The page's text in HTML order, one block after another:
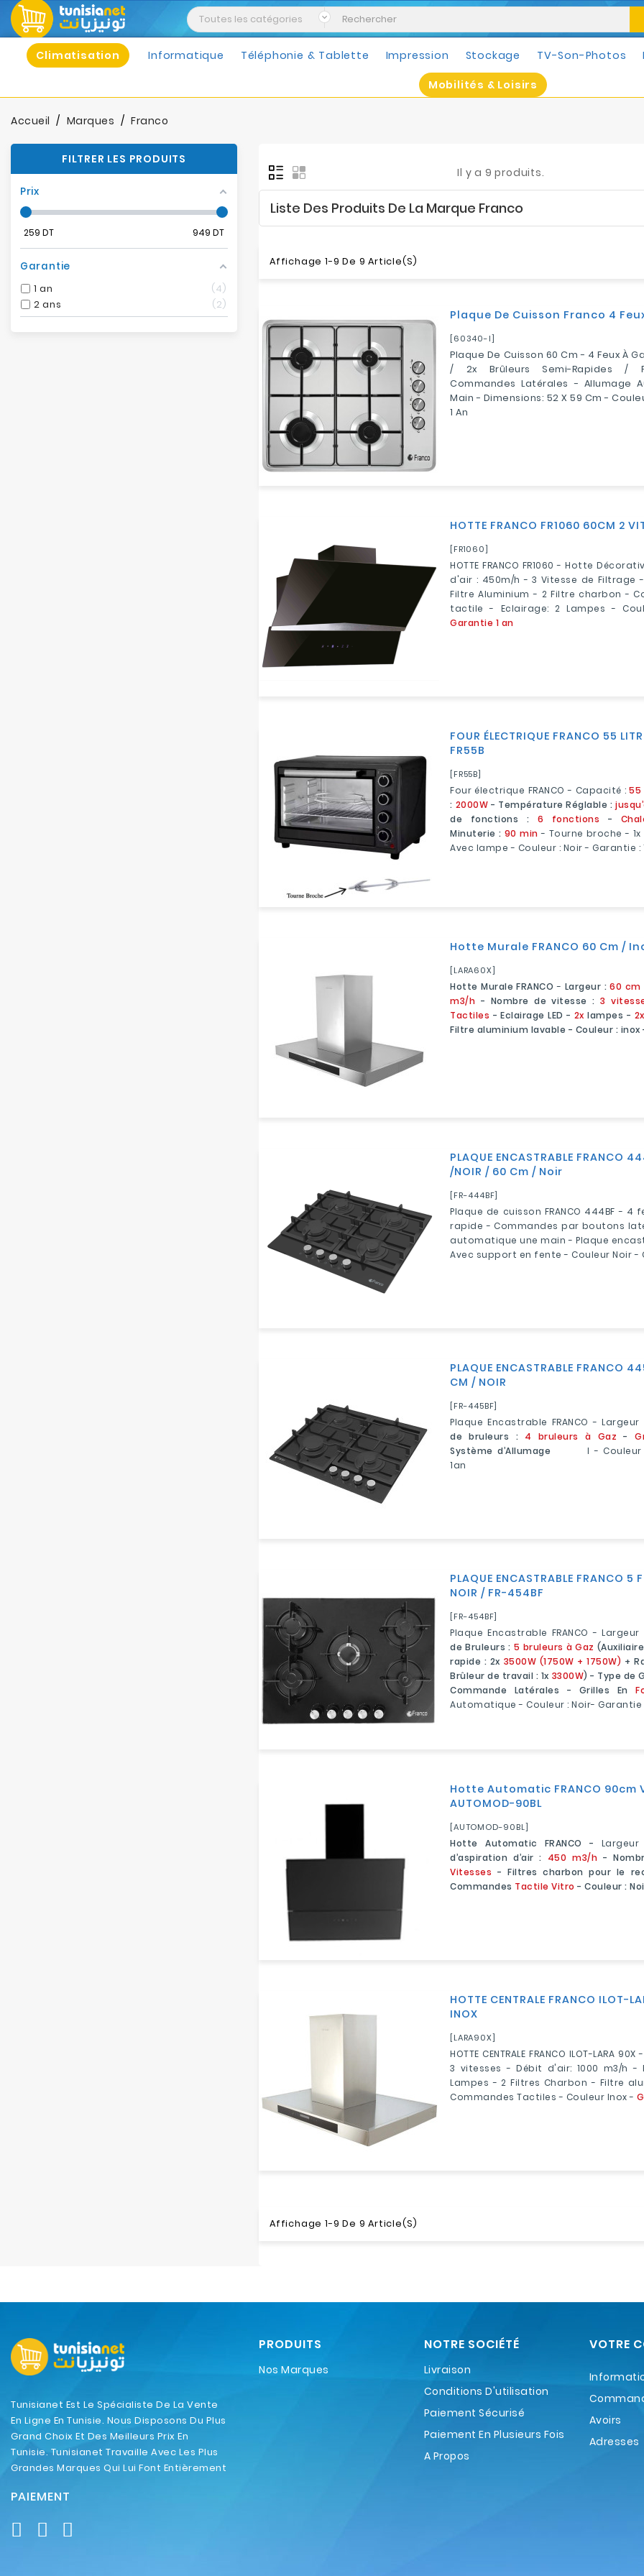
Climatisation Informatique Téléphonie & Tablette Impression Stockage TV-Son-Photos
Mobilités & Loisirs
Accueil Marques Franco
FILTRER LES PRODUITS
Prix
259 DT 949 DT
Garantie
1 an
4
2 ans
2
Il y a 9 produits.
Liste Des Produits De La Marque Franco
Affichage 1-9 De 9 Article(s)
Plaque De Cuisson Franco 4
[60340-I]
Plaque De Cuisson 60 Cm - 4 Feux À
/ 2x Brûleurs Semi-Rapides /
Commandes Latérales - Allumage
Main - Dimensions: 52 X 59 Cm -
1 An
HOTTE FRANCO FR1060 60CM 2
[FR1060]
HOTTE FRANCO FR1060 - Hotte
d'air : 450m/h - 3 Vitesse de Filtrage
Filtre Aluminium - 2 Filtre charbon -
tactile - Eclairage: 2 Lampes -
Garantie 1 an
FOUR ÉLECTRIQUE FRANCO 55
FR55B
[FR55B]
Four électrique FRANCO - Capacité :
: 2000W - Température Réglable :
de fonctions : 6 fonctions -
Minuterie : 90 min - Tourne broche - 1x
Avec lampe - Couleur : Noir - Garantie :
Hotte Murale FRANCO 60 Cm /
[LARA60X]
Hotte Murale FRANCO - Largeur : 60 cm
m3/h - Nombre de vitesse : 3
Tactiles - Eclairage LED - 2x lampes - 2x
Filtre aluminium lavable - Couleur :
PLAQUE ENCASTRABLE FRANCO
/NOIR / 60 Cm / Noir
[FR-444BF]
Plaque de cuisson FRANCO 444BF - 4
rapide - Commandes par boutons
automatique une main - Plaque
Avec support en fente - Couleur Noir -
PLAQUE ENCASTRABLE FRANCO
CM / NOIR
[FR-445BF]
Plaque Encastrable FRANCO -
de bruleurs : 4 bruleurs à Gaz -
Système d’Allumage
l -
1an
PLAQUE ENCASTRABLE FRANCO 5
NOIR / FR-454BF
[FR-454BF]
Plaque Encastrable FRANCO -
de Bruleurs : 5 bruleurs à Gaz
rapide : 2x 3500W (1750W + 1750W) +
Brûleur de travail : 1x 3300W) - Type de
Commande Latérales - Grilles En
Automatique - Couleur : Noir- Garantie
Hotte Automatic FRANCO 90cm
AUTOMOD-90BL
[AUTOMOD-90BL]
Hotte Automatic FRANCO -
d’aspiration d’air : 450 m3/h -
Vitesses - Filtres charbon pour le
Commandes Tactile Vitro - Couleur :
HOTTE CENTRALE FRANCO ILOT-
INOX
[LARA90X]
HOTTE CENTRALE FRANCO ILOT-LARA
3 vitesses - Débit d'air: 1000 m3/h -
Lampes - 2 Filtres Charbon - Filtre
Commandes Tactiles - Couleur Inox -
Affichage 1-9 De 9 Article(s)
Tunisianet Est Le Spécialiste De La Vente
En Ligne En Tunisie. Nous Disposons Du Plus
Grand Choix Et Des Meilleurs Prix En
Tunisie. Tunisianet Travaille Avec Les Plus
Grandes Marques Qui Lui Font Entièrement
PAIEMENT
PRODUITS
Nos Marques
NOTRE SOCIÉTÉ
Livraison
Conditions D'utilisation
Paiement Sécurisé
Paiement En Plusieurs Fois
A Propos
VOTRE
Avoirs
Adresses